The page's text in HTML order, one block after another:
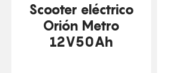
Scooter eléctrico
Orión Metro
12V50Ah